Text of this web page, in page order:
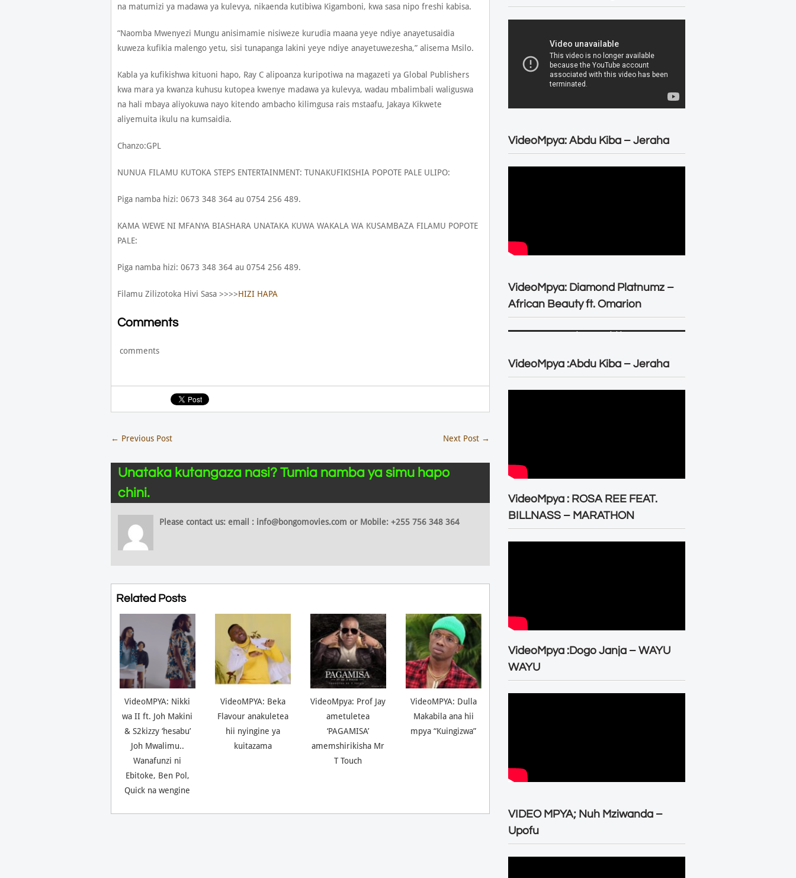
na matumizi ya madawa ya kulevya, nikaenda kutibiwa Kigamboni, kwa sasa nipo freshi kabisa.
“Naomba Mwenyezi Mungu anisimamie nisiweze kurudia maana yeye ndiye anayetusaidia
kuweza kufikia malengo yetu, sisi tunapanga lakini yeye ndiye anayetuwezesha,” alisema Msilo.
Kabla ya kufikishwa kituoni hapo, Ray C alipoanza kuripotiwa na magazeti ya Global Publishers
kwa mara ya kwanza kuhusu kutopea kwenye madawa ya kulevya, wadau mbalimbali waliguswa
na hali mbaya aliyokuwa nayo kitendo ambacho kilimgusa rais mstaafu, Jakaya Kikwete
aliyemuita ikulu na kumsaidia.
Chanzo:GPL
NUNUA FILAMU KUTOKA STEPS ENTERTAINMENT: TUNAKUFIKISHIA POPOTE PALE ULIPO:
Piga namba hizi: 0673 348 364 au 0754 256 489.
KAMA WEWE NI MFANYA BIASHARA UNATAKA KUWA WAKALA WA KUSAMBAZA FILAMU POPOTE
PALE:
Piga namba hizi: 0673 348 364 au 0754 256 489.
Filamu Zilizotoka Hivi Sasa >>>>HIZI HAPA
Comments
comments
← Previous Post Next Post →
Unataka kutangaza nasi? Tumia namba ya simu hapo
chini.
Please contact us: email : info@bongomovies.com or Mobile: +255 756 348 364
Related Posts
VideoMPYA: Nikki
wa II ft. Joh Makini
& S2kizzy ‘hesabu’
Joh Mwalimu..
Wanafunzi ni
Ebitoke, Ben Pol,
Quick na wengine
VideoMPYA: Beka
Flavour anakuletea
hii nyingine ya
kuitazama
VideoMpya: Prof Jay
ametuletea
‘PAGAMISA’
amemshirikisha Mr
T Touch
VideoMPYA: Dulla
Makabila ana hii
mpya “Kuingizwa”
VideoMpya: Abdu Kiba – Jeraha
VideoMpya: Diamond Platnumz –
African Beauty ft. Omarion
VideoMpya :Abdu Kiba – Jeraha
VideoMpya : ROSA REE FEAT.
BILLNASS – MARATHON
VideoMpya :Dogo Janja – WAYU
WAYU
VIDEO MPYA; Nuh Mziwanda –
Upofu